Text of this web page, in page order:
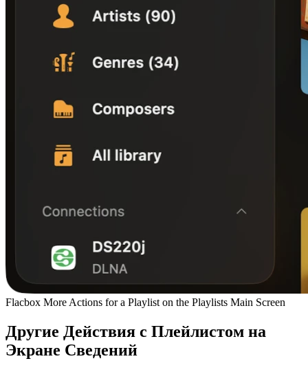
Flacbox More Actions for a Playlist on the Playlists Main Screen
Другие Действия с Плейлистом на
Экране Сведений